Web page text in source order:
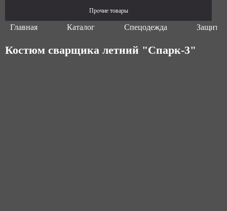
Прочие товары
Главная Каталог Спецодежда
Костюм сварщика летний "Спарк-3"